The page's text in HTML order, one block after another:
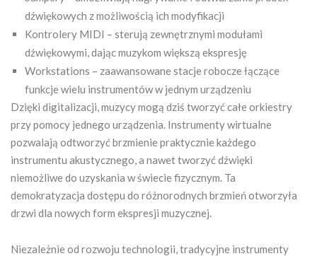
dźwiękowych z możliwością ich modyfikacji
Kontrolery MIDI – sterują zewnętrznymi modułami
dźwiękowymi, dając muzykom większą ekspresję
Workstations – zaawansowane stacje robocze łączące
funkcje wielu instrumentów w jednym urządzeniu
Dzięki digitalizacji, muzycy mogą dziś tworzyć całe orkiestry
przy pomocy jednego urządzenia. Instrumenty wirtualne
pozwalają odtworzyć brzmienie praktycznie każdego
instrumentu akustycznego, a nawet tworzyć dźwięki
niemożliwe do uzyskania w świecie fizycznym. Ta
demokratyzacja dostępu do różnorodnych brzmień otworzyła
drzwi dla nowych form ekspresji muzycznej.
Niezależnie od rozwoju technologii, tradycyjne instrumenty